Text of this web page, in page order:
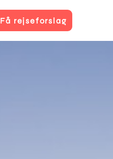
Få rejseforslag